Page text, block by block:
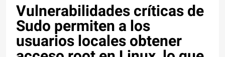
Vulnerabilidades críticas de
Sudo permiten a los
usuarios locales obtener